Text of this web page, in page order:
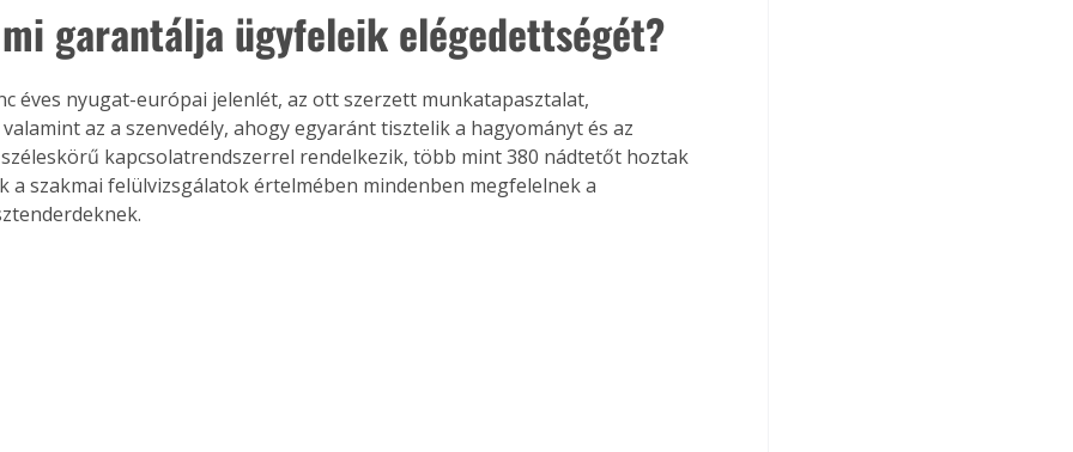
garantálja ügyfeleik elégedettségét?
az a szenvedély, ahogy egyaránt tisztelik a hagyományt és az
széleskörű kapcsolatrendszerrel rendelkezik, több mint 380 nádtetőt hoztak
a szakmai felülvizsgálatok értelmében mindenben megfelelnek a